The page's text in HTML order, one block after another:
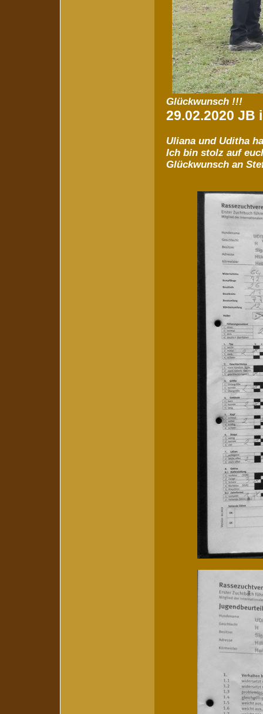
Glückwunsch !!!
29.02.2020 JB
Uliana und Uditha
Ich bin stolz auf
Glückwunsch an